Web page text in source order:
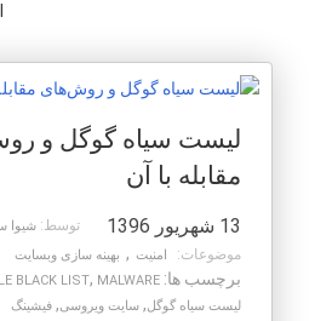
لیست سیاه گوگل و
مقابله با آن
13 شهریور 1396 توسط: شیوا
موضوعات: امنیت , بهینه سازی وبسایت
برچسب ها: BLACK LIST, MALWARE
لیست سیاه گوگل, سایت ویروسی, فیشینگ